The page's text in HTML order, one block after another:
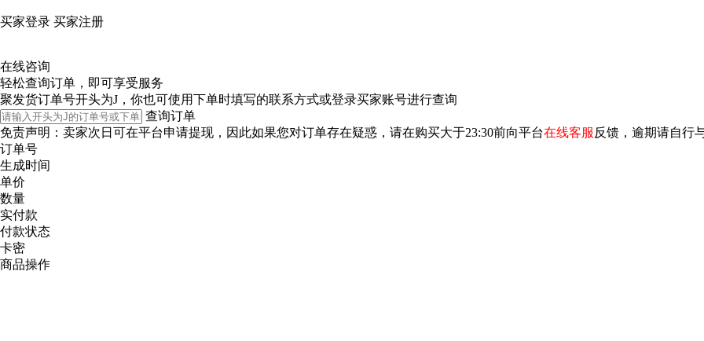
买家登录 买家注册
在线咨询
轻松查询订单，即可享受服务
聚发货订单号开头为J，你也可使用下单时填写的联系方式或登录买家账号进行查询
查询订单
免责声明：卖家次日可在平台申请提现，因此如果您对订单存在疑惑，请在购买大于23:30前向平台在线客服 反馈，逾期请自行
订单号
生成时间
单价
数量
实付款
付款状态
卡密
商品操作